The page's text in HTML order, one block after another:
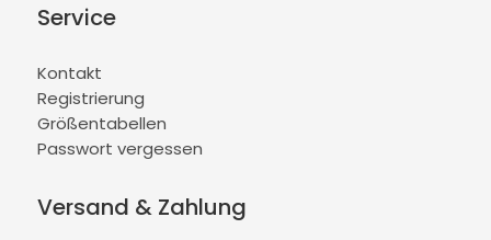
Service
Kontakt
Registrierung
Größentabellen
Passwort vergessen
Versand & Zahlung